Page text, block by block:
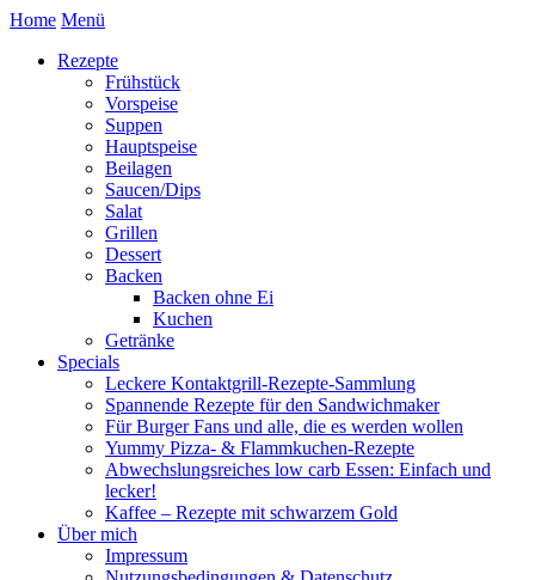
Home Menü
Rezepte
Frühstück
Vorspeise
Suppen
Hauptspeise
Beilagen
Saucen/Dips
Salat
Grillen
Dessert
Backen
Backen ohne Ei
Kuchen
Getränke
Specials
Leckere Kontaktgrill-Rezepte-Sammlung
Spannende Rezepte für den Sandwichmaker
Für Burger Fans und alle, die es werden wollen
Yummy Pizza- & Flammkuchen-Rezepte
Abwechslungsreiches low carb Essen: Einfach und
lecker!
Kaffee – Rezepte mit schwarzem Gold
Über mich
Impressum